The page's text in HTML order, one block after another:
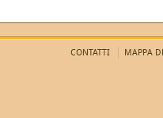
CONTATTI MAPPA